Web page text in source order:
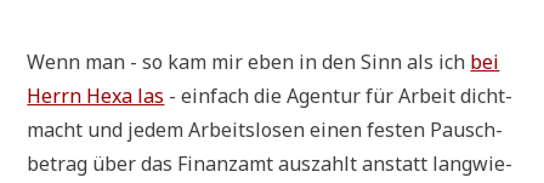
Wenn man - so kam mir eben in den Sinn als ich bei
Herrn Hexa las - ein­fach die Agen­tur für Arbeit dicht­
macht und jedem Arbeits­lo­sen einen festen Pausch­
be­trag über das Finanz­amt aus­zahlt anstatt lang­wie­